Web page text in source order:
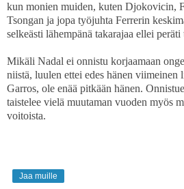
kun monien muiden, kuten Djokovicin,
Tsongan ja jopa työjuhta Ferrerin
selkeästi lähempänä takarajaa ellei peräti
Mikäli Nadal ei onnistu korjaamaan
niistä, luulen ettei edes hänen viimeinen
Garros, ole enää pitkään hänen.
taistelee vielä muutaman vuoden myös
voitoista.
Jaa muille